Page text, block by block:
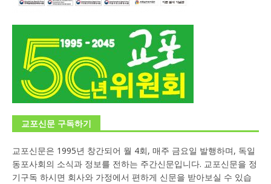
교포신문 구독하기
교포신문은 1995년 창간되어 월 4회, 매주 금요일 발행하며, 독일
동포사회의 소식과 정보를 전하는 주간신문입니다. 교포신문을 정
기구독 하시면 회사와 가정에서 편하게 신문을 받아보실 수 있습